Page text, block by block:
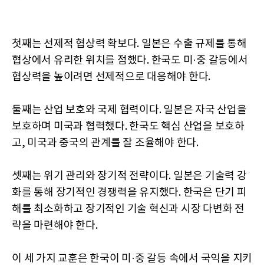
첫째는 선제적 협상력 확보다. 일본은 수출 규제를 통해
협상에서 유리한 위치를 점했다. 한국도 미·중 갈등에서
협상력을 높이려면 선제적으로 대응해야 한다.
둘째는 산업 보호와 국제 협력이다. 일본은 자국 산업을
보호하며 미국과 협력했다. 한국도 핵심 산업을 보호하
고, 미국과 중국의 관계를 잘 조율해야 한다.
셋째는 위기 관리와 장기적 전략이다. 일본은 기술력 강
화를 통해 장기적인 경쟁력을 유지했다. 한국은 단기 피
해를 최소화하고 장기적인 기술 혁신과 시장 다변화 전
략을 마련해야 한다.
이 세 가지 교훈은 한국이 미·중 갈등 속에서 국익을 지키